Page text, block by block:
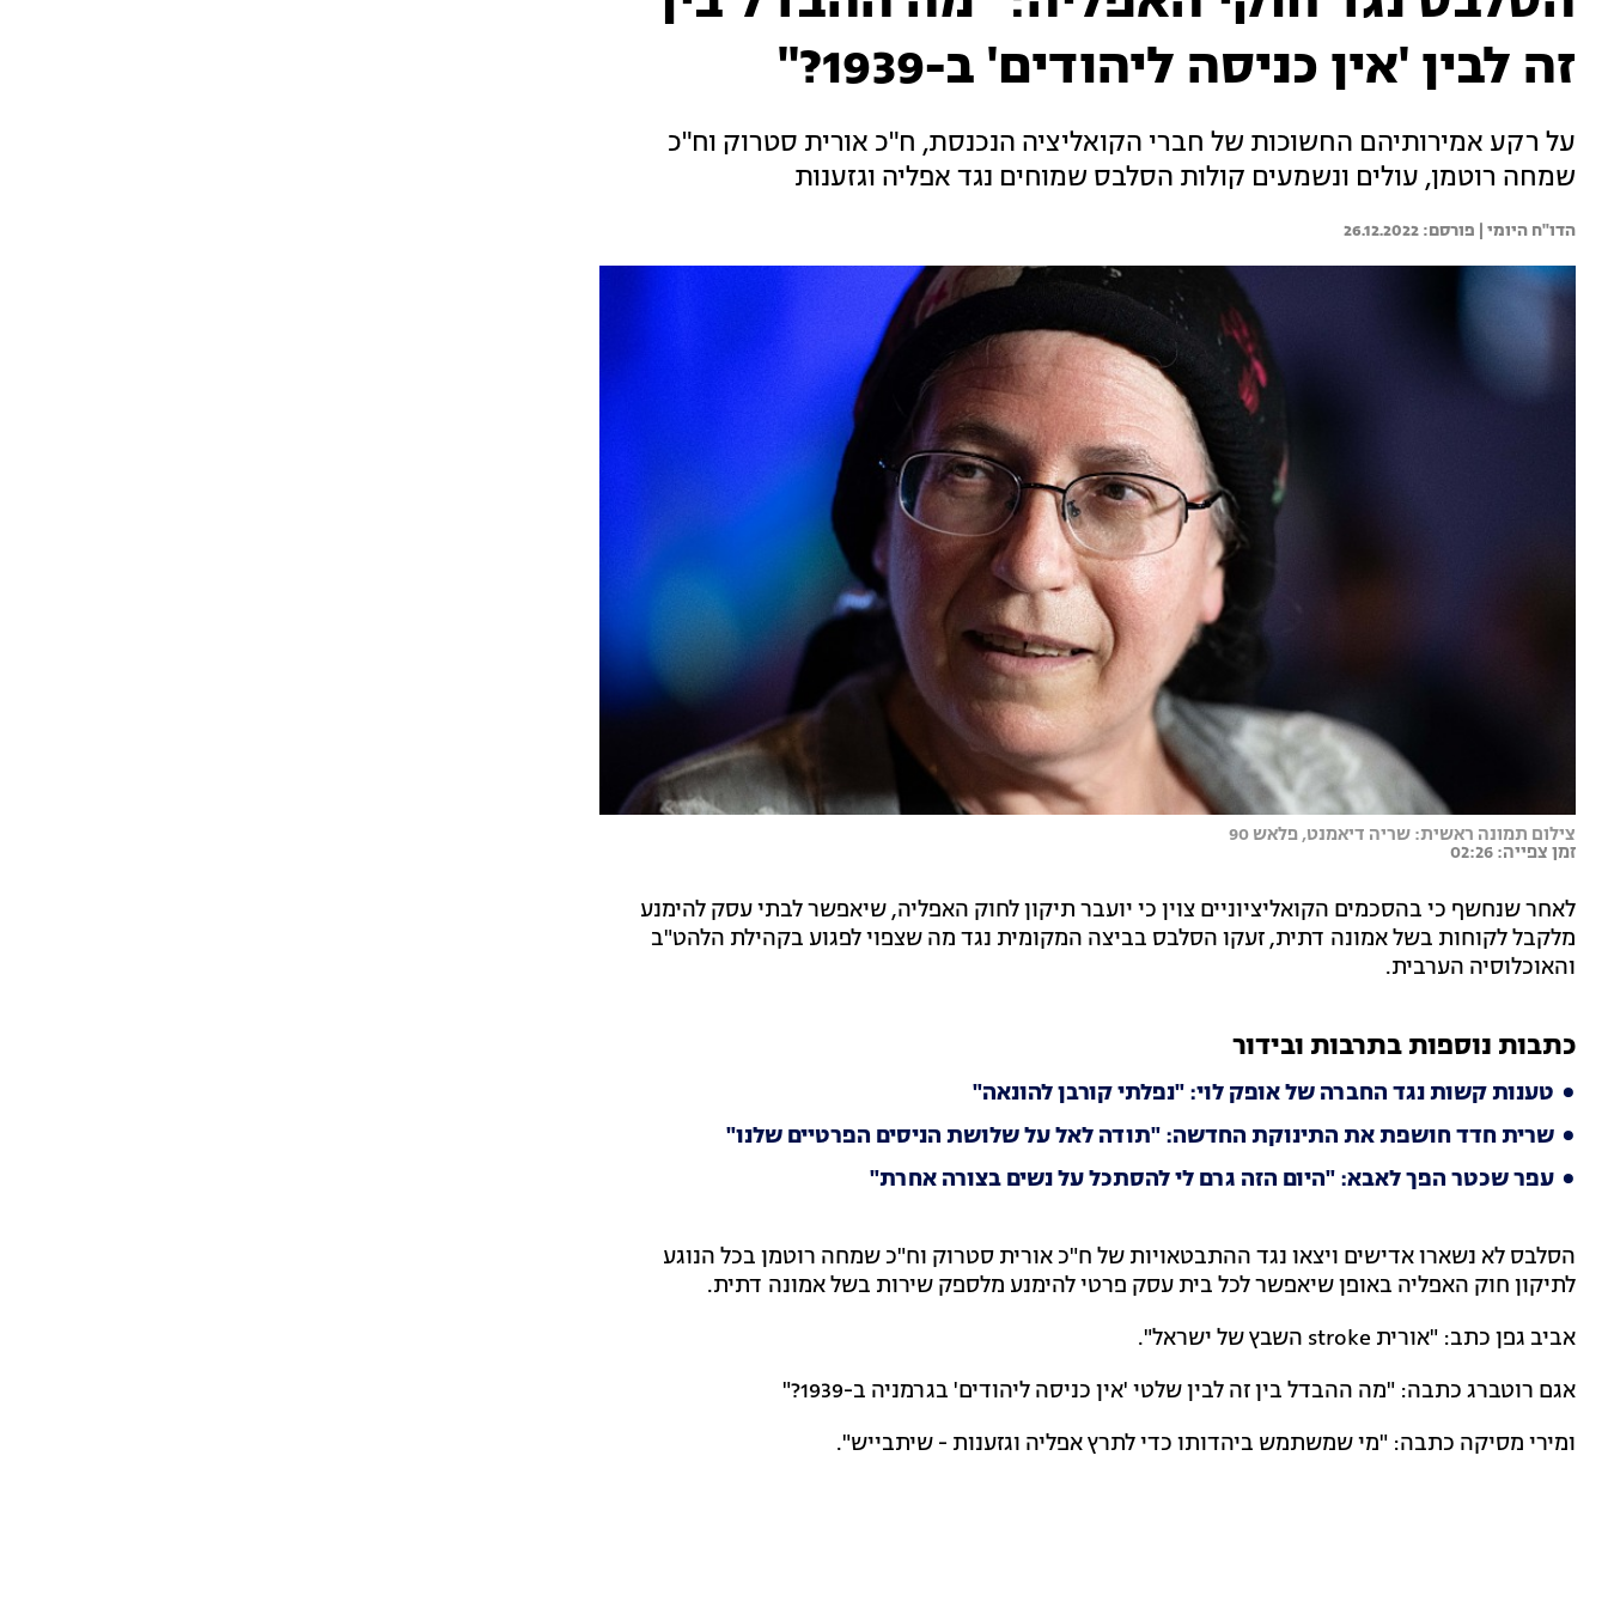
זה לבין 'אין כניסה ליהודים' ב-1939?"
על רקע אמירותיהם החשוכות של חברי הקואליציה הנכנסת, ח"כ אורית סטרוק וח"כ
שמחה רוטמן, עולים ונשמעים קולות הסלבס שמוחים נגד אפליה וגזענות
הדו"ח היומי | 26.12.2022
צילום תמונה ראשית: שריה דיאמנט, פלאש 90
זמן צפייה: 02:26
לאחר שנחשף כי בהסכמים הקואליציוניים צוין כי יועבר תיקון לחוק האפליה, שיאפשר לבתי עסק להימנע
מלקבל לקוחות בשל אמונה דתית, זעקו הסלבס בביצה המקומית נגד מה שצפוי לפגוע בקהילת הלהט"ב
והאוכלוסיה הערבית.
כתבות נוספות בתרבות ובידור
טענות קשות נגד החברה של אופק לוי: "נפלתי קורבן להונאה"
שרית חדד חושפת את התינוקת החדשה: "תודה לאל על שלושת הניסים הפרטיים שלנו"
עפר שכטר הפך לאבא: "היום הזה גרם לי להסתכל על נשים בצורה אחרת"
הסלבס לא נשארו אדישים ויצאו נגד ההתבטאויות של ח"כ אורית סטרוק וח"כ שמחה רוטמן בכל הנוגע
לתיקון חוק האפליה באופן שיאפשר לכל בית עסק פרטי להימנע מלספק שירות בשל אמונה דתית.
אביב גפן כתב: "אורית stroke השבץ של ישראל".
אגם רוטברג כתבה: "מה ההבדל בין זה לבין שלטי 'אין כניסה ליהודים' בגרמניה ב-1939?"
ומירי מסיקה כתבה: "מי שמשתמש ביהדותו כדי לתרץ אפליה וגזענות - שיתבייש".